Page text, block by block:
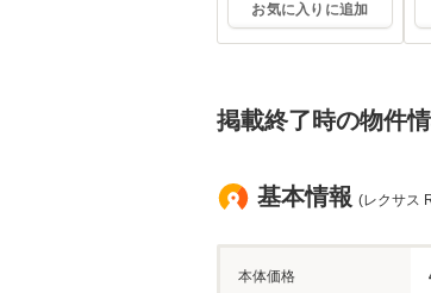
お気に入りに追加
掲載終了時の物件情
基本情報 (レクサス
本体価格